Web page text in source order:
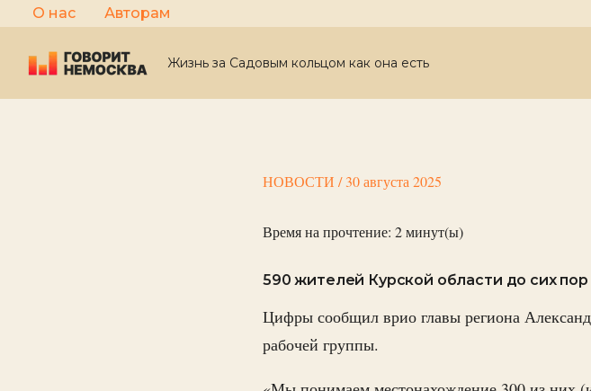
Перейти
к
содержимому
О нас Авторам
Жизнь за Садовым кольцом как она есть
НОВОСТИ /30 августа 2025
Время на прочтение: 2минут(ы)
590 жителей Курской области до сих
Цифры сообщил врио главы региона
рабочей группы.